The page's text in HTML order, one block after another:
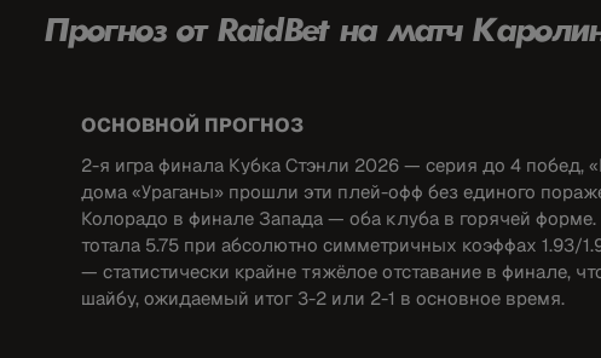
Прогноз от RaidBet на матч
ОСНОВНОЙ ПРОГНОЗ
2-я игра финала Кубка Стэнли 2026 — серия до 4 побед,
дома «Ураганы» прошли эти плей-офф без единого
Колорадо в финале Запада — оба клуба в горячей
тотала 5.75 при абсолютно симметричных коэффах 1.93/
— статистически крайне тяжёлое отставание в финале,
шайбу, ожидаемый итог 3-2 или 2-1 в основное время.